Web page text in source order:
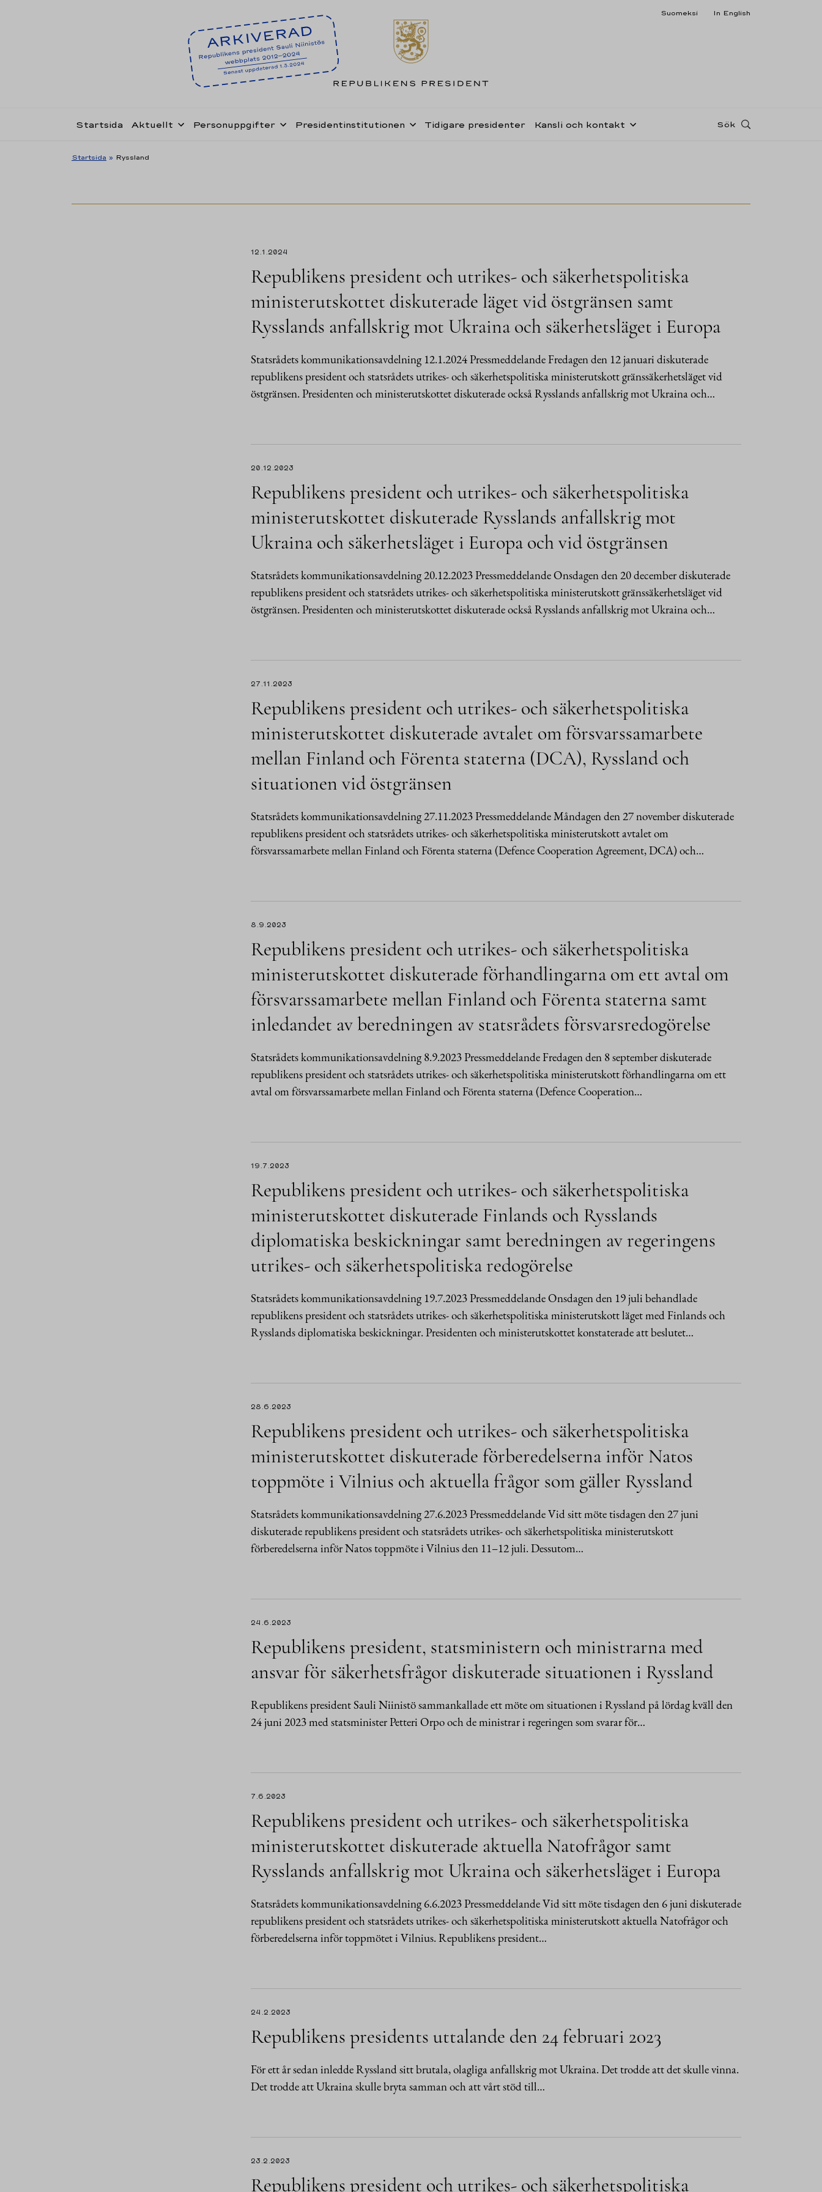
Suomeksi In English
Startsida Aktuellt Personuppgifter Presidentinstitutionen Tidigare presidenter Kansli och kontakt Sök
Startsida » Ryssland
12.1.2024
Republikens president och utrikes- och säkerhetspolitiska
ministerutskottet diskuterade läget vid östgränsen samt
Rysslands anfallskrig mot Ukraina och säkerhetsläget i Europa
Statsrådets kommunikationsavdelning 12.1.2024 Pressmeddelande Fredagen den 12 januari diskuterade
republikens president och statsrådets utrikes- och säkerhetspolitiska ministerutskott gränssäkerhetsläget vid
östgränsen. Presidenten och ministerutskottet diskuterade också Rysslands anfallskrig mot Ukraina och…
20.12.2023
Republikens president och utrikes- och säkerhetspolitiska
ministerutskottet diskuterade Rysslands anfallskrig mot
Ukraina och säkerhetsläget i Europa och vid östgränsen
Statsrådets kommunikationsavdelning 20.12.2023 Pressmeddelande Onsdagen den 20 december diskuterade
republikens president och statsrådets utrikes- och säkerhetspolitiska ministerutskott gränssäkerhetsläget vid
östgränsen. Presidenten och ministerutskottet diskuterade också Rysslands anfallskrig mot Ukraina och…
27.11.2023
Republikens president och utrikes- och säkerhetspolitiska
ministerutskottet diskuterade avtalet om försvarssamarbete
mellan Finland och Förenta staterna (DCA), Ryssland och
situationen vid östgränsen
Statsrådets kommunikationsavdelning 27.11.2023 Pressmeddelande Måndagen den 27 november diskuterade
republikens president och statsrådets utrikes- och säkerhetspolitiska ministerutskott avtalet om
försvarssamarbete mellan Finland och Förenta staterna (Defence Cooperation Agreement, DCA) och…
8.9.2023
Republikens president och utrikes- och säkerhetspolitiska
ministerutskottet diskuterade förhandlingarna om ett avtal om
försvarssamarbete mellan Finland och Förenta staterna samt
inledandet av beredningen av statsrådets försvarsredogörelse
Statsrådets kommunikationsavdelning 8.9.2023 Pressmeddelande Fredagen den 8 september diskuterade
republikens president och statsrådets utrikes- och säkerhetspolitiska ministerutskott förhandlingarna om ett
avtal om försvarssamarbete mellan Finland och Förenta staterna (Defence Cooperation…
19.7.2023
Republikens president och utrikes- och säkerhetspolitiska
ministerutskottet diskuterade Finlands och Rysslands
diplomatiska beskickningar samt beredningen av regeringens
utrikes- och säkerhetspolitiska redogörelse
Statsrådets kommunikationsavdelning 19.7.2023 Pressmeddelande Onsdagen den 19 juli behandlade
republikens president och statsrådets utrikes- och säkerhetspolitiska ministerutskott läget med Finlands och
Rysslands diplomatiska beskickningar. Presidenten och ministerutskottet konstaterade att beslutet…
28.6.2023
Republikens president och utrikes- och säkerhetspolitiska
ministerutskottet diskuterade förberedelserna inför Natos
toppmöte i Vilnius och aktuella frågor som gäller Ryssland
Statsrådets kommunikationsavdelning 27.6.2023 Pressmeddelande Vid sitt möte tisdagen den 27 juni
diskuterade republikens president och statsrådets utrikes- och säkerhetspolitiska ministerutskott
förberedelserna inför Natos toppmöte i Vilnius den 11–12 juli. Dessutom…
24.6.2023
Republikens president, statsministern och ministrarna med
ansvar för säkerhetsfrågor diskuterade situationen i Ryssland
Republikens president Sauli Niinistö sammankallade ett möte om situationen i Ryssland på lördag kväll den
24 juni 2023 med statsminister Petteri Orpo och de ministrar i regeringen som svarar för…
7.6.2023
Republikens president och utrikes- och säkerhetspolitiska
ministerutskottet diskuterade aktuella Natofrågor samt
Rysslands anfallskrig mot Ukraina och säkerhetsläget i Europa
Statsrådets kommunikationsavdelning 6.6.2023 Pressmeddelande Vid sitt möte tisdagen den 6 juni diskuterade
republikens president och statsrådets utrikes- och säkerhetspolitiska ministerutskott aktuella Natofrågor och
förberedelserna inför toppmötet i Vilnius. Republikens president…
24.2.2023
Republikens presidents uttalande den 24 februari 2023
För ett år sedan inledde Ryssland sitt brutala, olagliga anfallskrig mot Ukraina. Det trodde att det skulle vinna.
Det trodde att Ukraina skulle bryta samman och att vårt stöd till…
23.2.2023
Republikens president och utrikes- och säkerhetspolitiska